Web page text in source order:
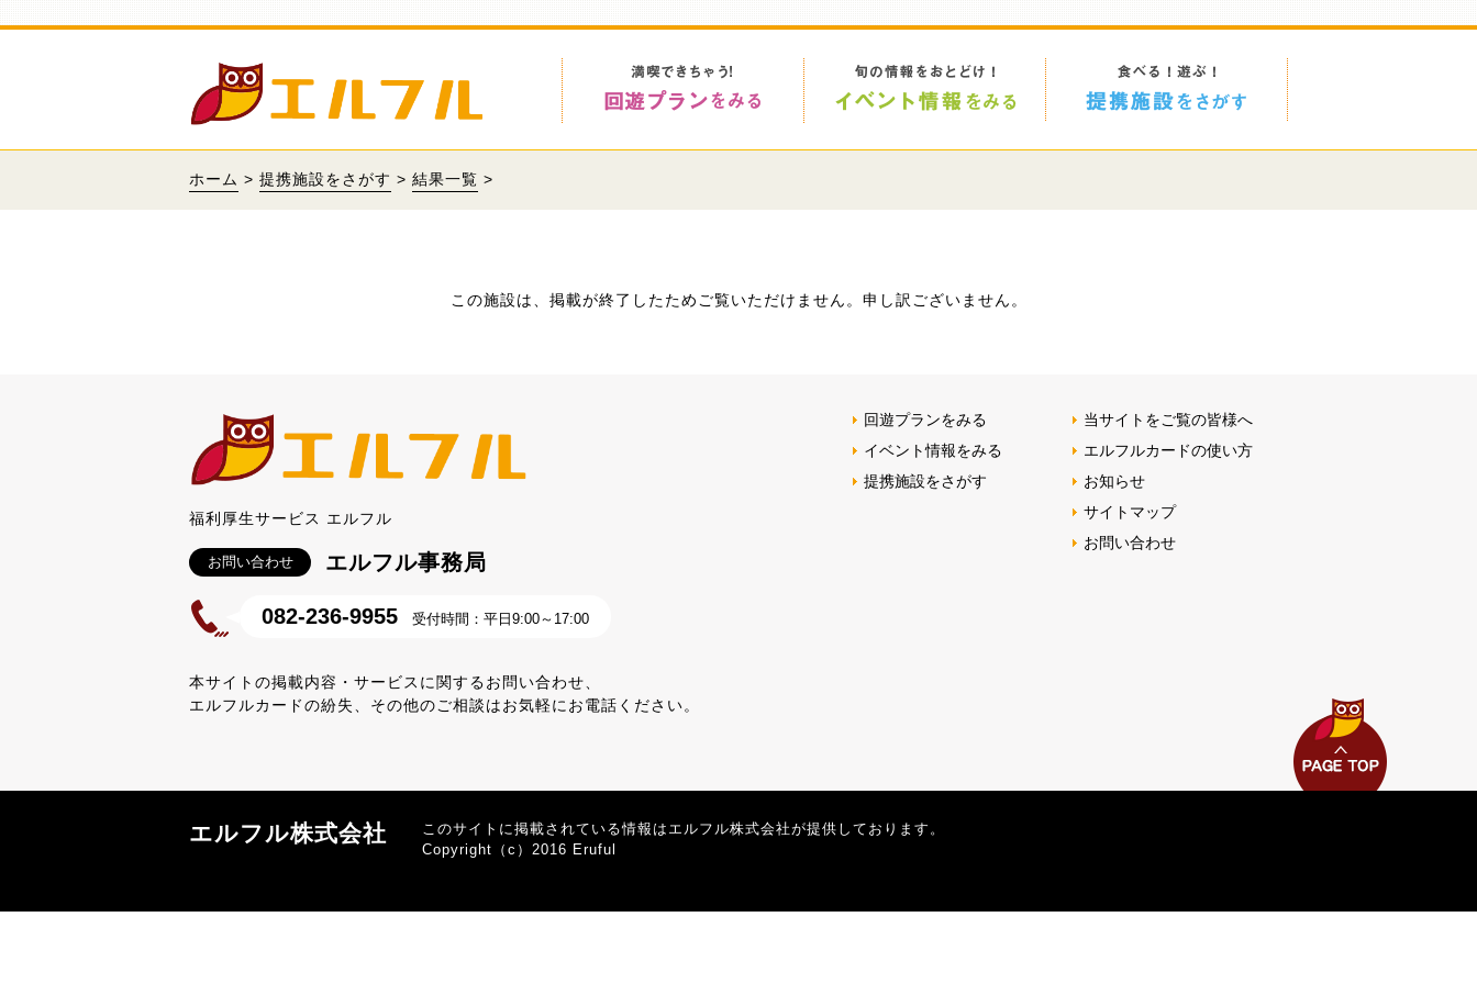
ホーム > 提携施設をさがす > 結果一覧 >
この施設は、掲載が終了したためご覧いただけません。申し訳ございません。
福利厚生サービス エルフル
お問い合わせ エルフル事務局
082-236-9955 受付時間：平日9:00～17:00
本サイトの掲載内容・サービスに関するお問い合わせ、
エルフルカードの紛失、その他のご相談はお気軽にお電話ください。
回遊プランをみる
イベント情報をみる
提携施設をさがす
当サイトをご覧の皆様へ
エルフルカードの使い方
お知らせ
サイトマップ
お問い合わせ
エルフル株式会社
このサイトに掲載されている情報はエルフル株式会社が提供しております。
Copyright（c）2016 Eruful